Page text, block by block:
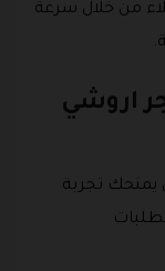
من خلال سرعة
اروشي
يمنحك تجربة